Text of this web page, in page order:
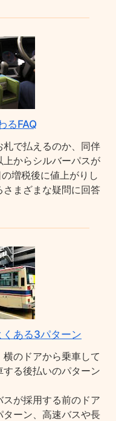
るFAQ
で払えるのか、同伴
からシルバーパスが
増税後に値上がりし
まざまな疑問に回答
ある3パターン
のドアから乗車して
る後払いのパターン
が採用する前のドア
ーン、高速バスや長